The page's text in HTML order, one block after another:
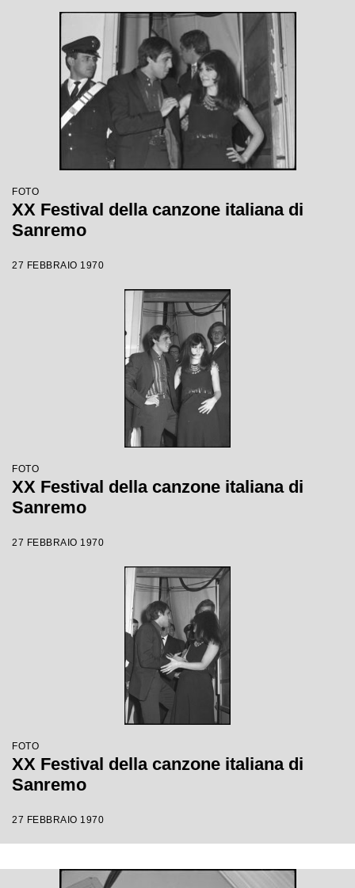
FOTO
XX Festival della canzone italiana di
Sanremo
27 FEBBRAIO 1970
FOTO
XX Festival della canzone italiana di
Sanremo
27 FEBBRAIO 1970
FOTO
XX Festival della canzone italiana di
Sanremo
27 FEBBRAIO 1970